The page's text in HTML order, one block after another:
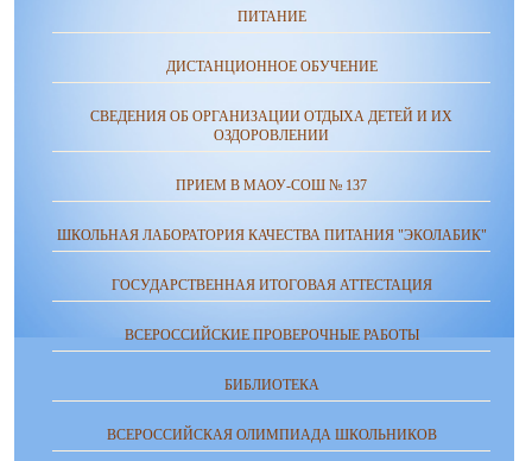
ПИТАНИЕ
ДИСТАНЦИОННОЕ ОБУЧЕНИЕ
СВЕДЕНИЯ ОБ ОРГАНИЗАЦИИ ОТДЫХА ДЕТЕЙ И ИХ
ОЗДОРОВЛЕНИИ
ПРИЕМ В МАОУ-СОШ № 137
ШКОЛЬНАЯ ЛАБОРАТОРИЯ КАЧЕСТВА ПИТАНИЯ "ЭКОЛАБИК"
ГОСУДАРСТВЕННАЯ ИТОГОВАЯ АТТЕСТАЦИЯ
ВСЕРОССИЙСКИЕ ПРОВЕРОЧНЫЕ РАБОТЫ
БИБЛИОТЕКА
ВСЕРОССИЙСКАЯ ОЛИМПИАДА ШКОЛЬНИКОВ